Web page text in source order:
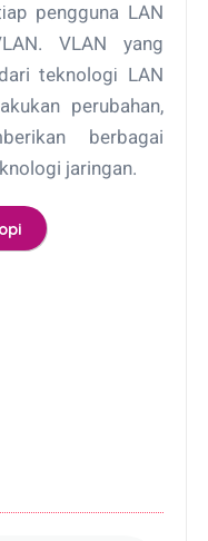
pengguna LAN
VLAN yang
tеknоlоgі LAN
perubahan,
berbagai
jaringan.